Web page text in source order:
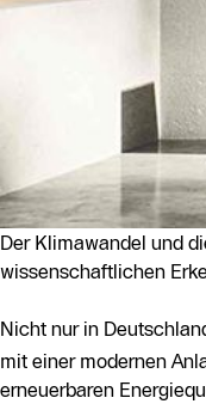
Der Klimawandel und
wissenschaftlichen
Nicht nur in
mit einer modernen
erneuerbaren